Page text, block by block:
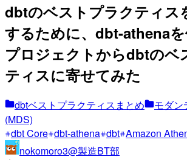
dbtのベストプラクティス
するために、dbt-athena
プロジェクトからdbtのベ
ティスに寄せてみた
dbtベストプラクティスまとめ
モダン
(MDS)
dbt Core dbt-athena dbt Amazon
nokomoro3@製造BT部